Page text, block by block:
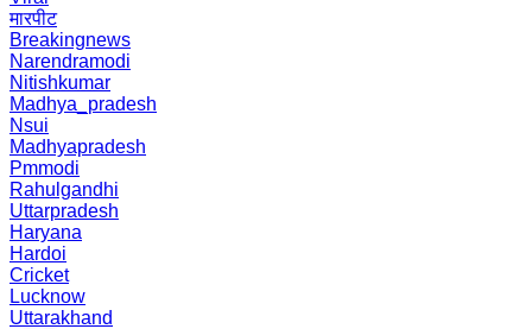
मारपीट
Breakingnews
Narendramodi
Nitishkumar
Madhya_pradesh
Nsui
Madhyapradesh
Pmmodi
Rahulgandhi
Uttarpradesh
Haryana
Hardoi
Cricket
Lucknow
Uttarakhand